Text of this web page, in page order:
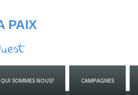
PAIX
QUI SOMMES NOUS? CAMPAGNES